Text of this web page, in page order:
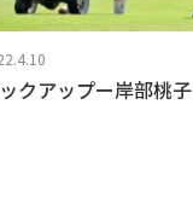
クアップー岸部桃子